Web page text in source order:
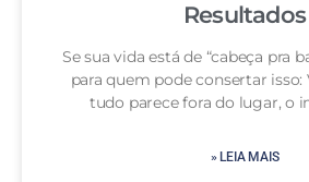
Resultados
Se sua vida está de “cabeça pra
para quem pode consertar isso:
tudo parece fora do lugar, o
» LEIA MAIS